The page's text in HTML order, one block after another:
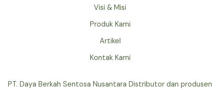
Visi & Misi
Produk Kami
Artikel
Kontak Kami
PT. Daya Berkah Sentosa Nusantara Distributor dan produsen